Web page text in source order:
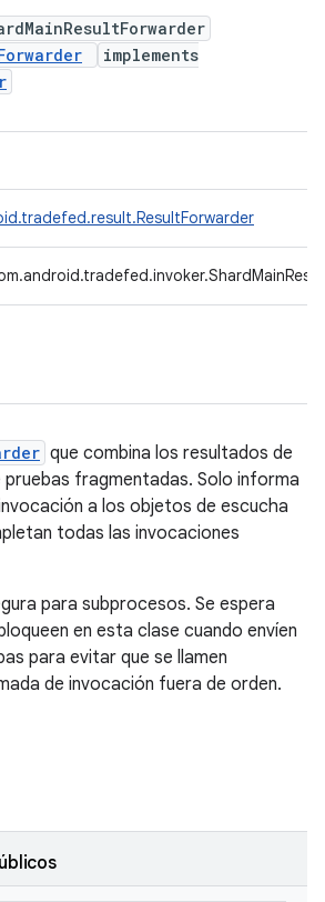
implements
que combina los resultados de
pruebas fragmentadas. Solo informa
a los objetos de escucha
todas las invocaciones
para subprocesos. Se espera
en esta clase cuando envíen
para evitar que se llamen
de invocación fuera de orden.